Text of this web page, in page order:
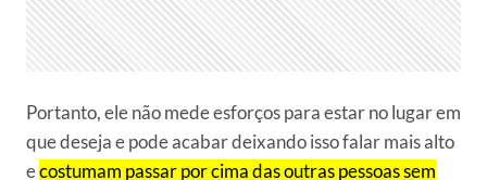
Portanto, ele não mede esforços para estar no lugar em
que deseja e pode acabar deixando isso falar mais alto
ecostumam passar por cima das outras pessoas sem